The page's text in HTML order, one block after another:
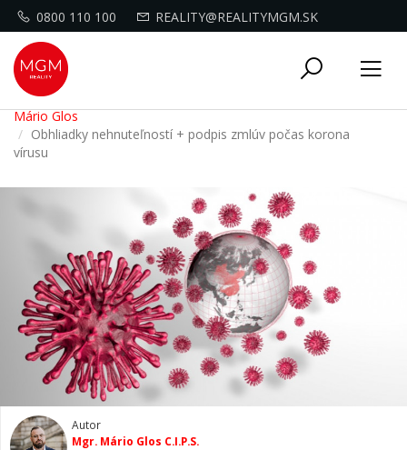
0800 110 100 REALITY@REALITYMGM.SK
Toggle
Mário Glos
Obhliadky nehnuteľností + podpis zmlúv počas korona
vírusu
Autor
Mgr. Mário Glos C.I.P.S.